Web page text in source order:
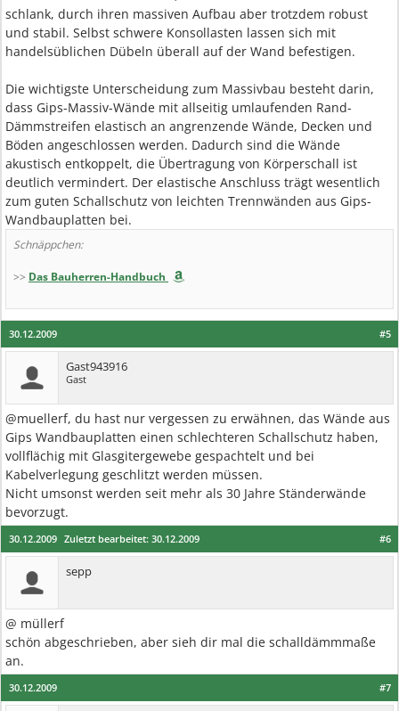
schlank, durch ihren massiven Aufbau aber trotzdem robust
und stabil. Selbst schwere Konsollasten lassen sich mit
handelsüblichen Dübeln überall auf der Wand befestigen.
Die wichtigste Unterscheidung zum Massivbau besteht darin,
dass Gips-Massiv-Wände mit allseitig umlaufenden Rand-
Dämmstreifen elastisch an angrenzende Wände, Decken und
Böden angeschlossen werden. Dadurch sind die Wände
akustisch entkoppelt, die Übertragung von Körperschall ist
deutlich vermindert. Der elastische Anschluss trägt wesentlich
zum guten Schallschutz von leichten Trennwänden aus Gips-
Wandbauplatten bei.
Schnäppchen:
>> Das Bauherren-Handbuch
#5
30.12.2009
Gast943916
Gast
@muellerf, du hast nur vergessen zu erwähnen, das Wände aus
Gips Wandbauplatten einen schlechteren Schallschutz haben,
vollflächig mit Glasgitergewebe gespachtelt und bei
Kabelverlegung geschlitzt werden müssen.
Nicht umsonst werden seit mehr als 30 Jahre Ständerwände
bevorzugt.
#6
30.12.2009 Zuletzt bearbeitet: 30.12.2009
sepp
@ müllerf
schön abgeschrieben, aber sieh dir mal die schalldämmmaße
an.
#7
30.12.2009